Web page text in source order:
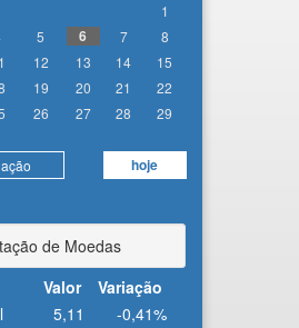
hoje
1
5 6 7
8
12 13 14
15
19 20 21
22
26 27 28
29
de Moedas
Valor
Variação
5,11
-0,41%